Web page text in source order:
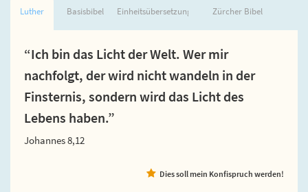
Luther Basisbibel Einheitsübersetzung Zürcher Bibel
“Ich bin das Licht der Welt. Wer mir
nachfolgt, der wird nicht wandeln in der
Finsternis, sondern wird das Licht des
Lebens haben.”
Johannes 8,12
Dies soll mein Konfispruch werden!